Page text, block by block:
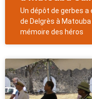
Un dépôt de gerbes a
de Delgrès à
mémoire des héros